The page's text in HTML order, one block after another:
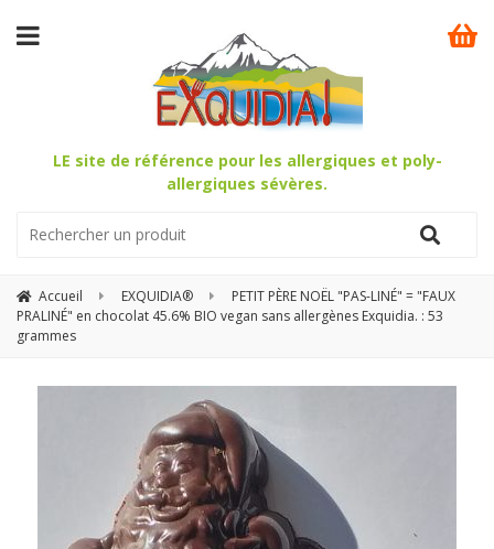
LE site de référence pour les allergiques et poly-
allergiques sévères.
Accueil EXQUIDIA®
PETIT PÈRE NOËL "PAS-LINÉ" = "FAUX
PRALINÉ" en chocolat 45.6% BIO vegan sans allergènes Exquidia. : 53
grammes